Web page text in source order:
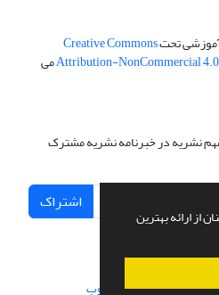
از ارائه بهترین
آموزشی تحتCreative Commons
Attribution-NonCommercialمی
مهم نشریه در خبرنامه نشریه مشترک
اشتراک
و پیاده سازی از سیناوب